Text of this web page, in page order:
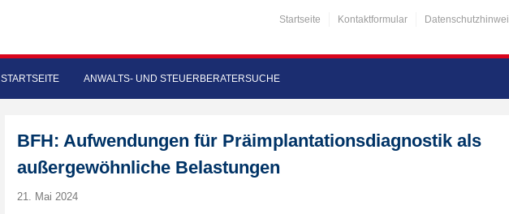
Startseite Kontaktformular
STARTSEITE ANWALTS- UND STEUERBERATERSUCHE
BFH: Aufwendungen für Präimplantationsdiagnostik als
außergewöhnliche Belastungen
21. Mai 2024